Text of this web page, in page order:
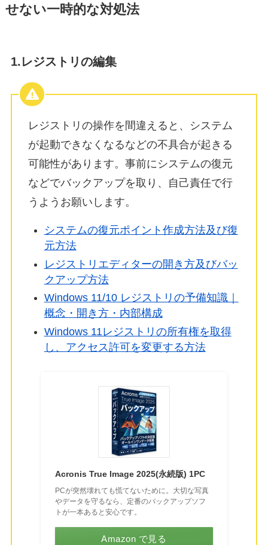
せない一時的な対処法
1.レジストリの編集
レジストリの操作を間違えると、システム
が起動できなくなるなどの不具合が起きる
可能性があります。事前にシステムの復元
などでバックアップを取り、自己責任で行
うようお願いします。
システムの復元ポイント作成方法及び復
元方法
レジストリエディターの開き方及びバッ
クアップ方法
Windows 11/10 レジストリの予備知識｜
概念・開き方・内部構成
Windows 11レジストリの所有権を取得
し、アクセス許可を変更する方法
Acronis True Image 2025(永続版) 1PC
PCが突然壊れても慌てないために。大切な写真
やデータを守るなら、定番のバックアップソフ
トが一本あると安心です。
Amazon で見る